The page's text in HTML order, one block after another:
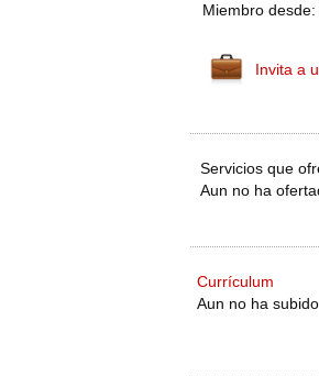
Miembro
Invita a
Servicios que
Aun no ha
Currículum
Aun no ha